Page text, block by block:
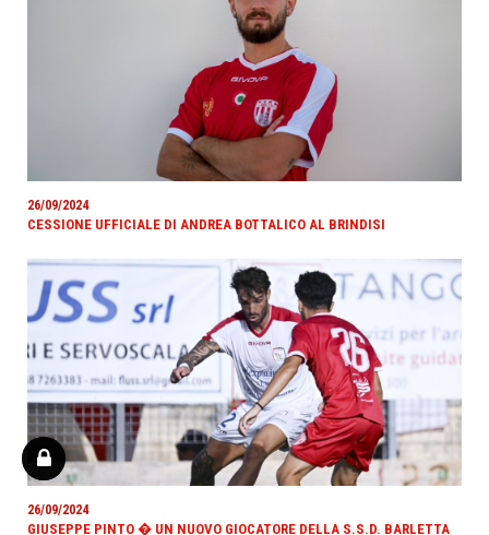
26/09/2024
CESSIONE UFFICIALE DI ANDREA BOTTALICO AL BRINDISI
26/09/2024
GIUSEPPE PINTO � UN NUOVO GIOCATORE DELLA S.S.D. BARLETTA